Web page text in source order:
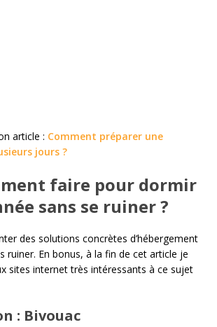
article : Comment préparer une
jours ?
faire pour dormir
sans se ruiner ?
des solutions concrètes d’hébergement
ruiner. En bonus, à la fin de cet article je
sites internet très intéressants à ce sujet
: Bivouac